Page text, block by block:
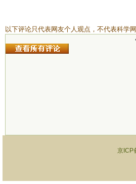
以下评论只代表网友个人观点，不代表科学
京ICP